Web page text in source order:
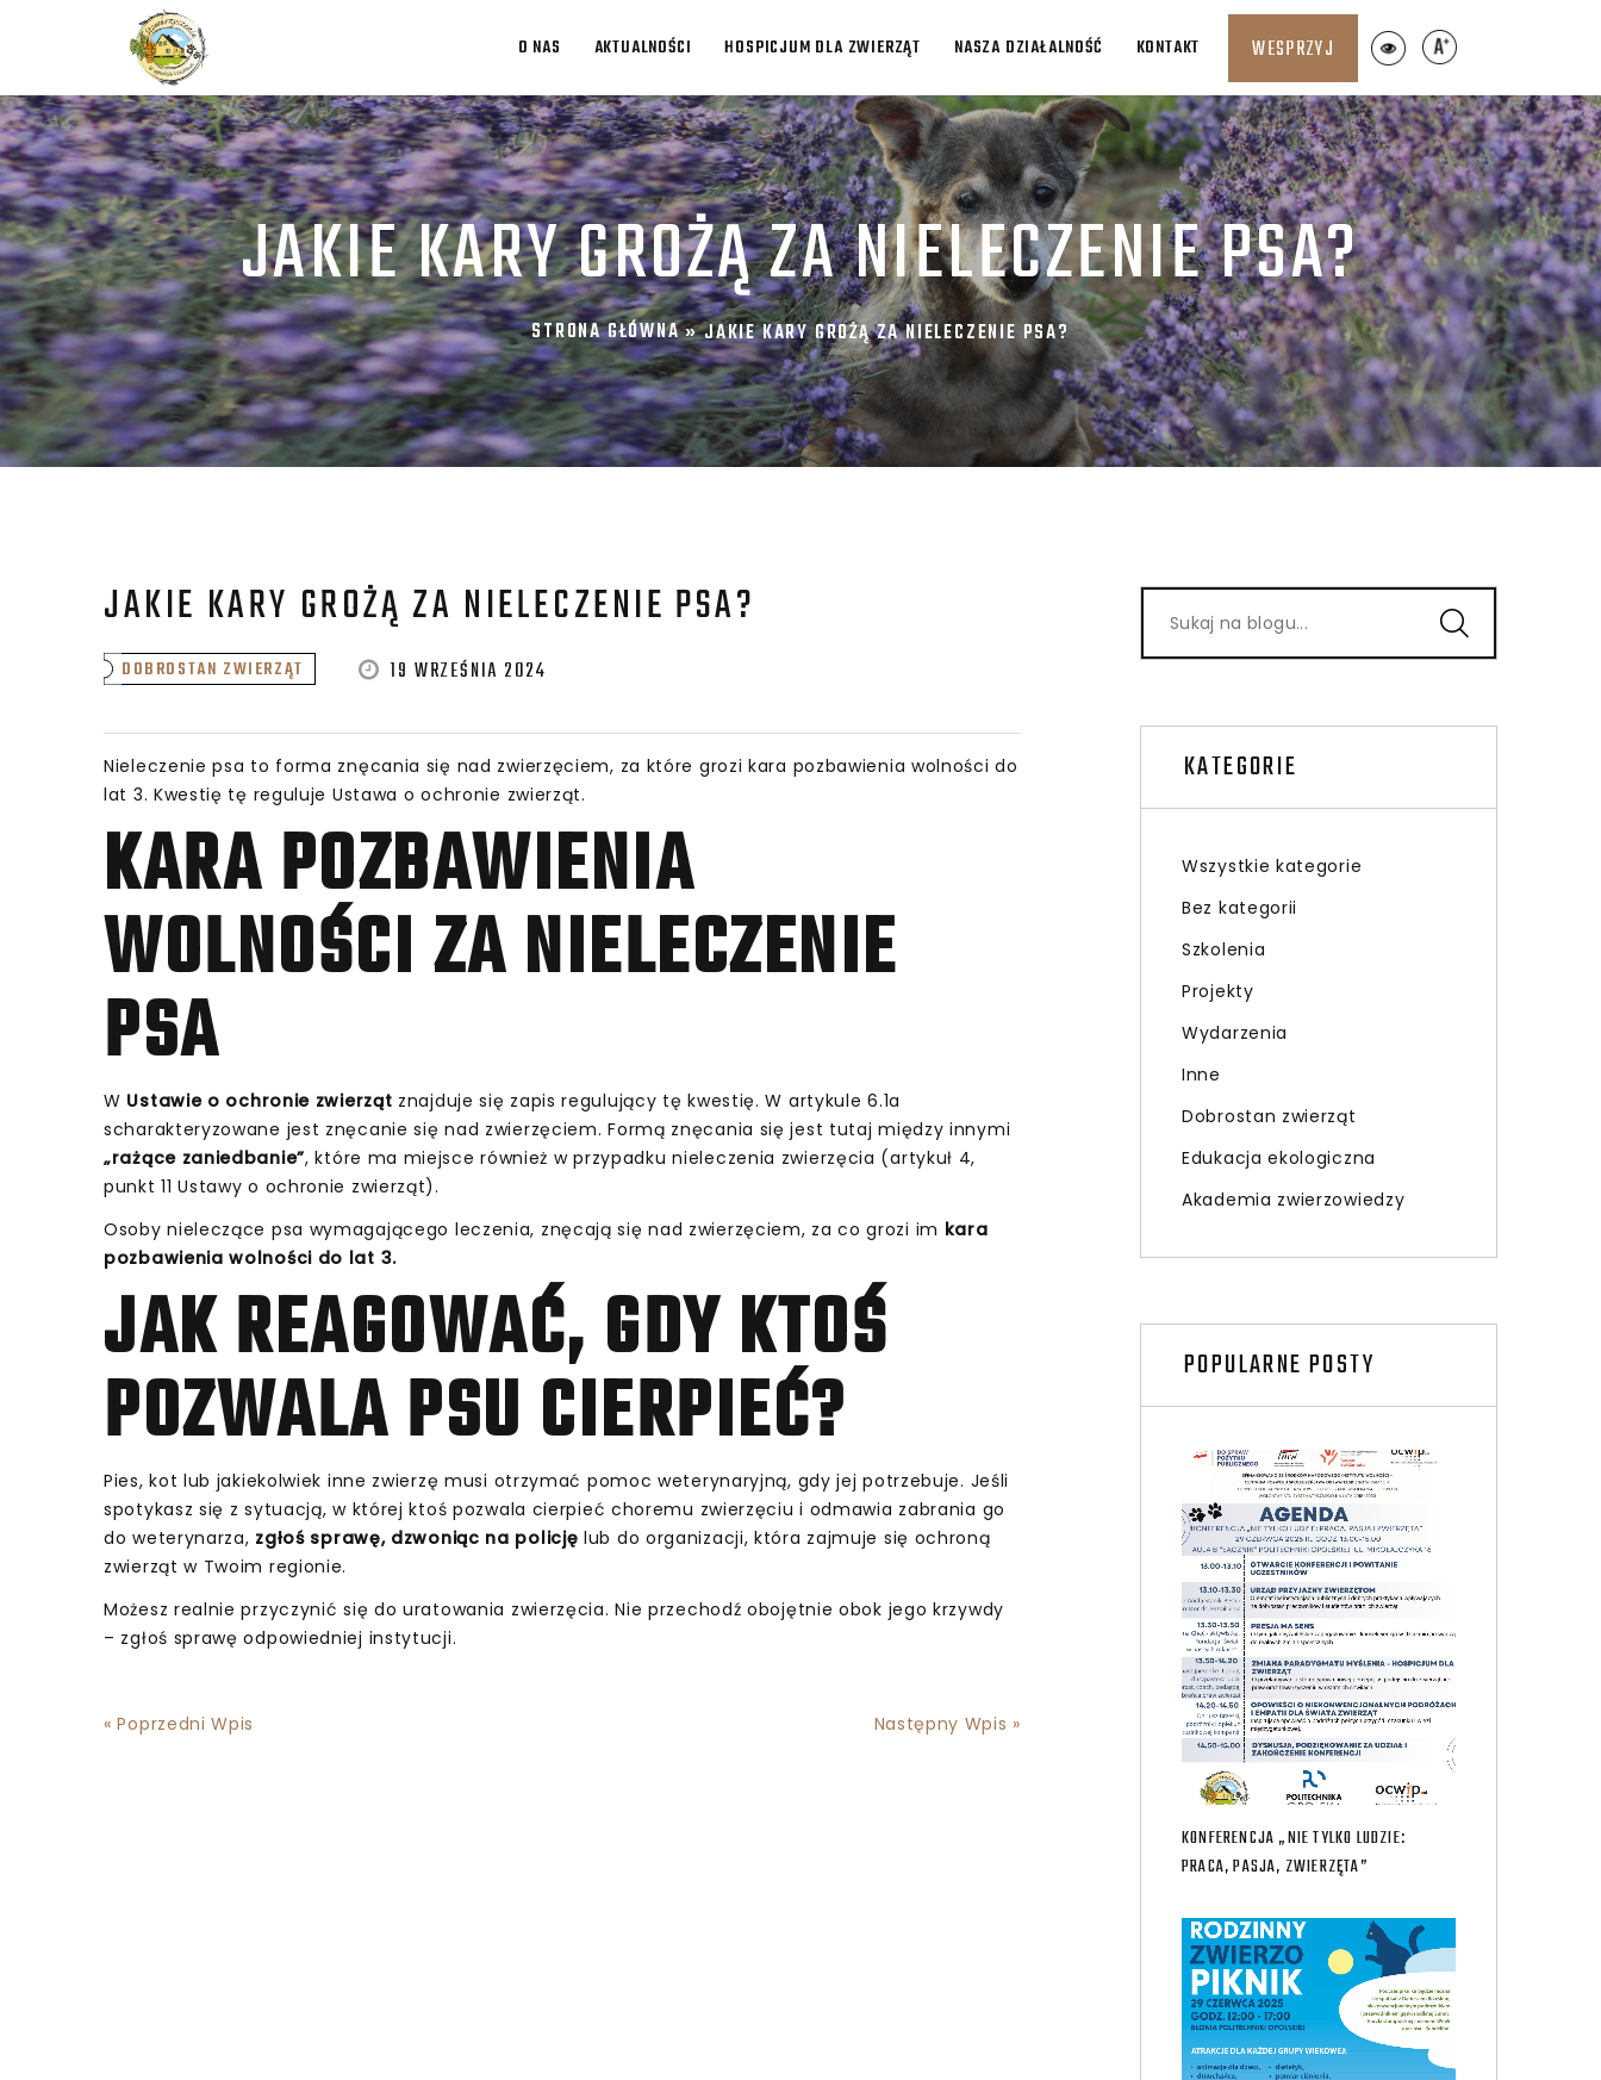
WESPRZYJ
O NAS AKTUALNOŚCI HOSPICJUM DLA ZWIERZĄT NASZA DZIAŁALNOŚĆ KONTAKT
JAKIE KARY GROŻĄ ZA NIELECZENIE PSA?
STRONA GŁÓWNA»JAKIE KARY GROŻĄ ZA NIELECZENIE PSA?
JAKIE KARY GROŻĄ ZA NIELECZENIE PSA?
DOBROSTAN ZWIERZĄT 19 WRZEŚNIA 2024
Nieleczenie psa to forma znęcania się nad zwierzęciem, za które grozi kara pozbawienia wolności do
lat 3. Kwestię tę reguluje Ustawa o ochronie zwierząt.
KARA POZBAWIENIA
WOLNOŚCI ZA NIELECZENIE
PSA
W Ustawie o ochronie zwierząt znajduje się zapis regulujący tę kwestię. W artykule 6.1a
scharakteryzowane jest znęcanie się nad zwierzęciem. Formą znęcania się jest tutaj między innymi
„rażące zaniedbanie”, które ma miejsce również w przypadku nieleczenia zwierzęcia (artykuł 4,
punkt 11 Ustawy o ochronie zwierząt).
Osoby nieleczące psa wymagającego leczenia, znęcają się nad zwierzęciem, za co grozi im kara
pozbawienia wolności do lat 3.
JAK REAGOWAĆ, GDY KTOŚ
POZWALA PSU CIERPIEĆ?
Pies, kot lub jakiekolwiek inne zwierzę musi otrzymać pomoc weterynaryjną, gdy jej potrzebuje. Jeśli
spotykasz się z sytuacją, w której ktoś pozwala cierpieć choremu zwierzęciu i odmawia zabrania go
do weterynarza, zgłoś sprawę, dzwoniąc na policję lub do organizacji, która zajmuje się ochroną
zwierząt w Twoim regionie.
Możesz realnie przyczynić się do uratowania zwierzęcia. Nie przechodź obojętnie obok jego krzywdy
– zgłoś sprawę odpowiedniej instytucji.
« Poprzedni Wpis Następny Wpis »
KATEGORIE
Wszystkie kategorie
Bez kategorii
Szkolenia
Projekty
Wydarzenia
Inne
Dobrostan zwierząt
Edukacja ekologiczna
Akademia zwierzowiedzy
POPULARNE POSTY
KONFERENCJA „NIE TYLKO LUDZIE:
PRACA, PASJA, ZWIERZĘTA”